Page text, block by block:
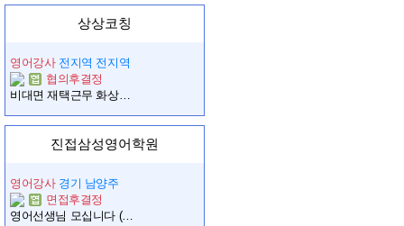
상상코칭
영어강사 전지역 전지역
협의후결정
비대면 재택근무 화상수업 회원다수 자기계발지원
진접삼성영어학원
영어강사 경기 남양주
면접후결정
영어선생님 모십니다 (남양주 진접)